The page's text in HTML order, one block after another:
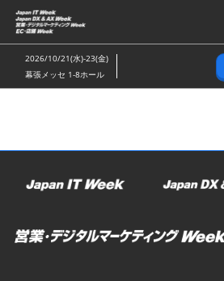
ス
キ
ッ
し
む
2026/10/21(水)-23(金)
幕張メッセ 1-8ホール